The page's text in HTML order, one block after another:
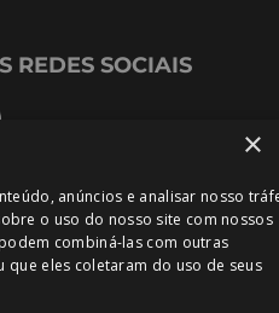
REDES SOCIAIS
×
anúncios e analisar nosso
o uso do nosso site com nossos
combiná-las com outras
que eles coletaram do uso de seus